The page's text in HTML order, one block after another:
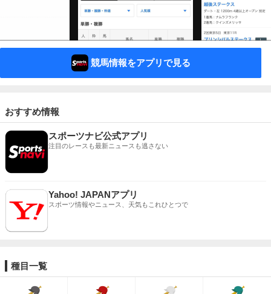
競馬情報をアプリで見る
おすすめ情報
スポーツナビ公式アプリ
注目のレースも最新ニュースも逃さない
Yahoo! JAPANアプリ
スポーツ情報やニュース、天気もこれひとつで
種目一覧